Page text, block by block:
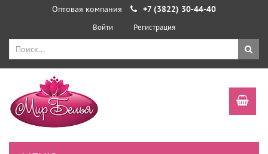
Оптовая компания +7 (3822) 30-44-40
Войти Регистрация